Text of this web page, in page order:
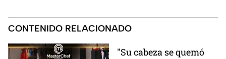
CONTENIDO RELACIONADO
"Su cabeza se quemó